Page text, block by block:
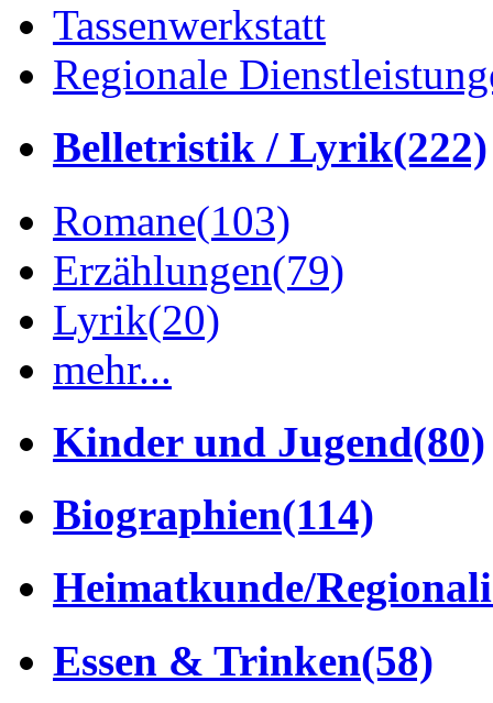
Tassenwerkstatt
Regionale
Belletristik / Lyrik(222)
Romane(103)
Erzählungen(79)
Lyrik(20)
mehr...
Kinder und Jugend(80)
Biographien(114)
Heimatkunde/
Essen & Trinken(58)